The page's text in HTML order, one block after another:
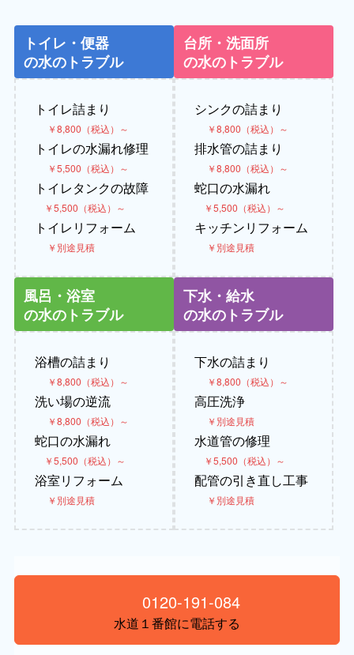
トイレ・便器
の水のトラブル
トイレ詰まり
￥8,800（税込）～
トイレの水漏れ修理
￥5,500（税込）～
トイレタンクの故障
￥5,500（税込）～
トイレリフォーム
￥別途見積
台所・洗面所
の水のトラブル
シンクの詰まり
￥8,800（税込）～
排水管の詰まり
￥8,800（税込）～
蛇口の水漏れ
￥5,500（税込）～
キッチンリフォーム
￥別途見積
風呂・浴室
の水のトラブル
浴槽の詰まり
￥8,800（税込）～
洗い場の逆流
￥8,800（税込）～
蛇口の水漏れ
￥5,500（税込）～
浴室リフォーム
￥別途見積
下水・給水
の水のトラブル
下水の詰まり
￥8,800（税込）～
高圧洗浄
￥別途見積
水道管の修理
￥5,500（税込）～
配管の引き直し工事
￥別途見積
0120-191-084
水道１番館に電話する